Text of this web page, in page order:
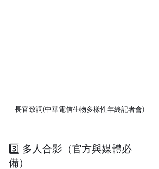
長官致詞(中華電信生物多樣性年終記者會)
3️⃣ 多人合影（官方與媒體必
備）